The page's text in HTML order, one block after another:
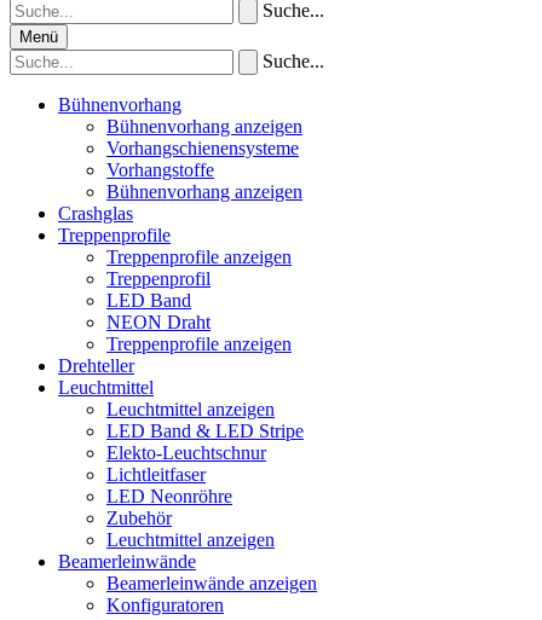
Suche...
Menü
Suche...
Bühnenvorhang
Bühnenvorhang anzeigen
Vorhangschienensysteme
Vorhangstoffe
Bühnenvorhang anzeigen
Crashglas
Treppenprofile
Treppenprofile anzeigen
Treppenprofil
LED Band
NEON Draht
Treppenprofile anzeigen
Drehteller
Leuchtmittel
Leuchtmittel anzeigen
LED Band & LED Stripe
Elekto-Leuchtschnur
Lichtleitfaser
LED Neonröhre
Zubehör
Leuchtmittel anzeigen
Beamerleinwände
Beamerleinwände anzeigen
Konfiguratoren